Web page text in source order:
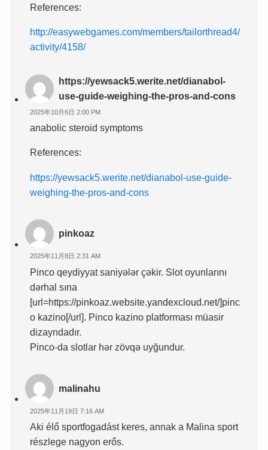
References:
http://easywebgames.com/members/tailorthread4/
activity/4158/
https://yewsack5.werite.net/dianabol-
use-guide-weighing-the-pros-and-cons
2025年10月6日 2:00 PM
anabolic steroid symptoms
References:
https://yewsack5.werite.net/dianabol-use-guide-
weighing-the-pros-and-cons
pinkoaz
2025年11月8日 2:31 AM
Pinco qeydiyyat saniyələr çəkir. Slot oyunlarını
dərhal sına
[url=https://pinkoaz.website.yandexcloud.net/]pinc
o kazino[/url]. Pinco kazino platforması müasir
dizayndadır.
Pinco-da slotlar hər zövqə uyğundur.
malinahu
2025年11月19日 7:16 AM
Aki élő sportfogadást keres, annak a Malina sport
részlege nagyon erős.